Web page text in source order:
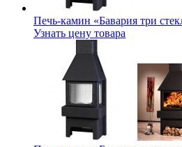
Печь-камин «Бавария три
Узнать цену товара